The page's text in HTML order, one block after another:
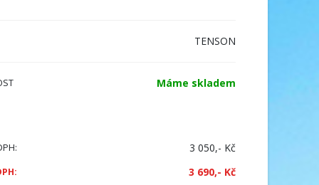
TENSON
Máme skladem
3 050,- Kč
3 690,- Kč